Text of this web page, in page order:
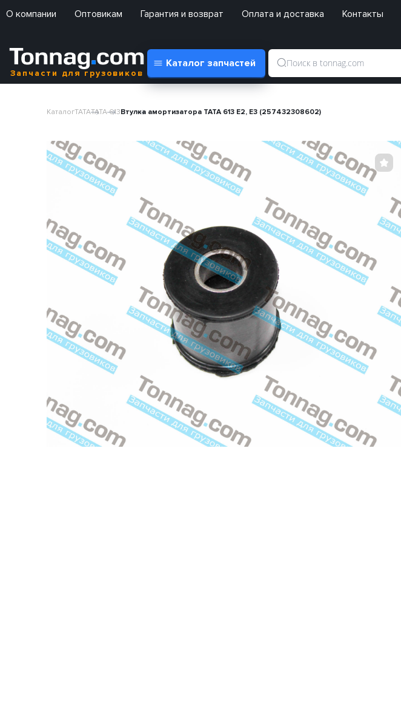
О компании Оптовикам Гарантия и возврат Оплата и доставка Контакты
Запчасти для грузовиков
Каталог запчастей
КаталогTATATATA 613Втулка амортизатора TATA 613 E2, E3 (257432308602)